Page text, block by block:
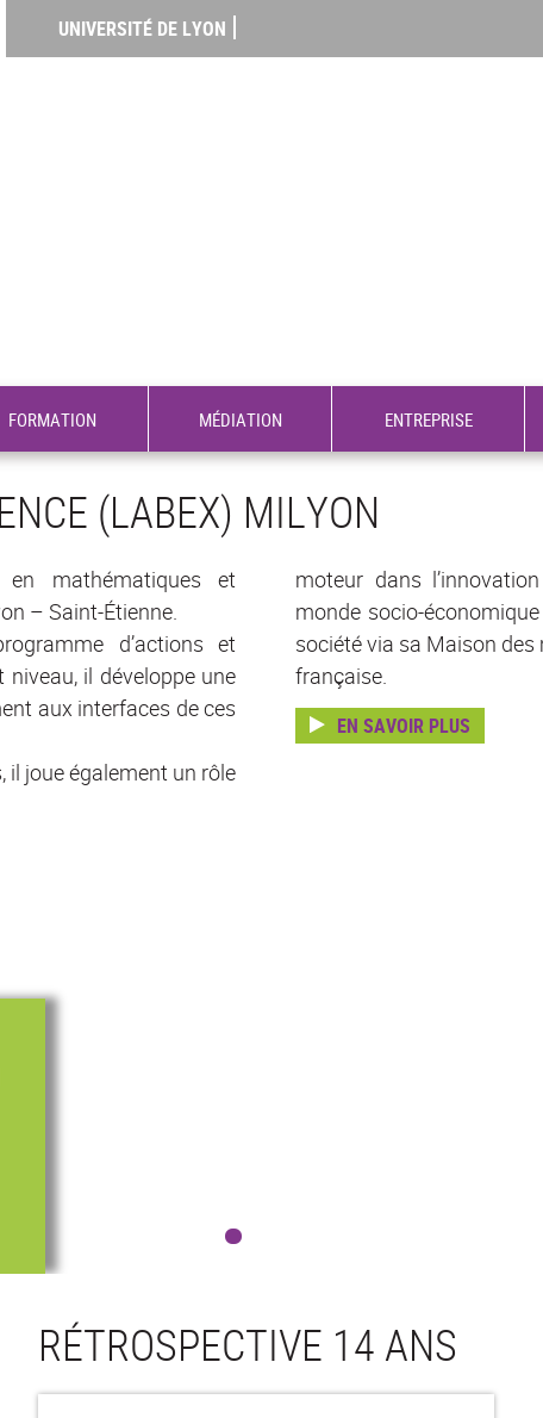
UNIVERSITÉ DE LYON
FORMATION MÉDIATION ENTREPRISE
(LABEX) MILYON
mathématiques et
– Saint-Étienne.
d’actions et
il développe une
aux interfaces de ces
joue également un rôle
moteur dans
monde socio-
société via sa Maison
française.
EN SAVOIR PLUS
RÉTROSPECTIVE 14 ANS